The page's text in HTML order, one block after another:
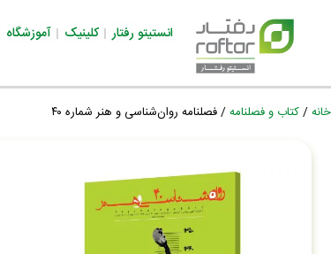
انستیتو رفتار کلینیک آموزشگاه
خانه/کتاب و فصلنامه/ فصلنامه روان‌شناسی‌ و هنر شماره ۴۰